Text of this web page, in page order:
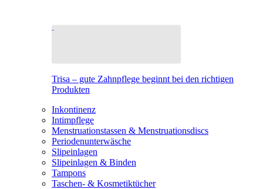
Trisa – gute Zahnpflege beginnt bei den richtigen
Produkten
Inkontinenz
Intimpflege
Menstruationstassen & Menstruationsdiscs
Periodenunterwäsche
Slipeinlagen
Slipeinlagen & Binden
Tampons
Taschen- & Kosmetiktücher